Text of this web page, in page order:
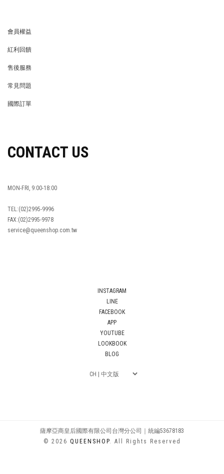
會員權益
紅利回饋
售後服務
常見問題
國際訂單
CONTACT US
MON-FRI, 9:00-18:00
TEL:(02)2995-9996
FAX:(02)2995-9978
service@queenshop.com.tw
INSTAGRAM
LINE
FACEBOOK
APP
YOUTUBE
LOOKBOOK
BLOG
薩摩亞商皇后國際有限公司台灣分公司｜統編53678183
© 2026 QUEENSHOP. All Rights Reserved